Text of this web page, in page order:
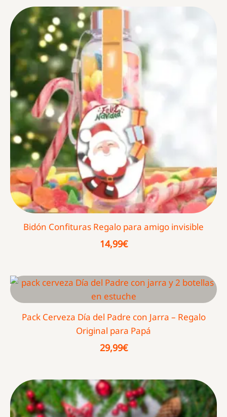
Bidón Confituras Regalo para amigo invisible
14,99€
Pack Cerveza Día del Padre con Jarra – Regalo
Original para Papá
29,99€